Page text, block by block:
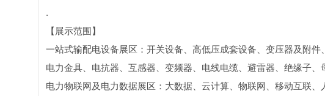
.
【展示范围】
一站式输配电设备展区：开关设备、高低压成套设备、变压器及附
电力金具、电抗器、互感器、变频器、电线电缆、避雷器、绝缘子、
电力物联网及电力数据展区：大数据、云计算、物联网、移动互联